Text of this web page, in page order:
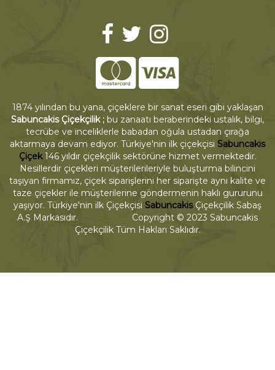
1874 yılından bu yana, çiçeklere bir sanat eseri gibi yaklaşan
Sabuncakis Çiçekçilik ; bu zanaatı beraberindeki ustalık, bilgi,
tecrübe ve inceliklerle babadan oğula ustadan çırağa
aktarmaya devam ediyor. Türkiye'nin ilk çiçekçisi Sabuncakis
Çiçek146 yıldır çiçekçilik sektörüne hizmet vermektedir.
Nesillerdir çiçekleri müşterilerileriyle buluşturma bilincini
taşıyan firmamız, çiçek siparişlerini her siparişte aynı kalite ve
taze çiçekler ile müşterilerine göndermenin haklı gururunu
yaşıyor. Türkiye'nin ilk Çiçekçisi SabuncakisÇiçekçilik Sabaş
A.Ş Markasıdır. Copyright © 2023 Sabuncakis
Çiçekçilik Tüm Hakları Saklıdır.